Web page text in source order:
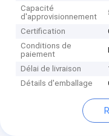
Capacité
d'approvisionnement
Certification
Conditions de
paiement
Délai de livraison
Détails d'emballage